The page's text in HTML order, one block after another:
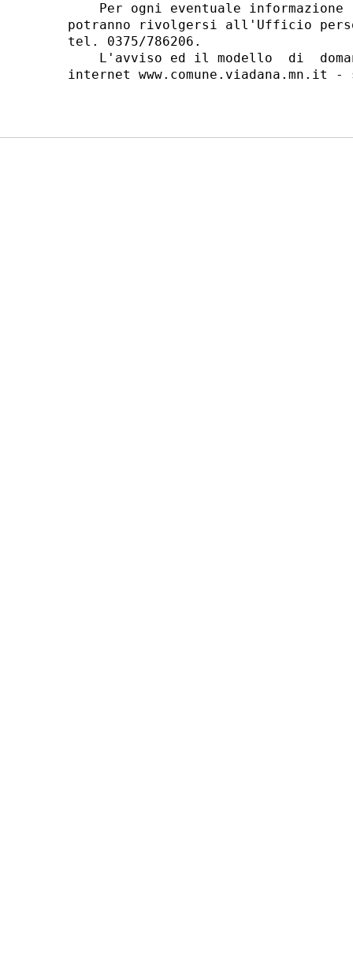
Per ogni eventuale informazione
potranno rivolgersi all'Ufficio
tel. 0375/786206.
L'avviso ed il modello  di
internet www.comune.viadana.mn.it